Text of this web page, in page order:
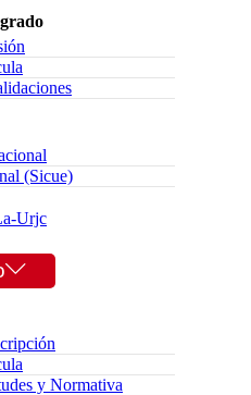
(Sicue)
Urjc
y Normativa